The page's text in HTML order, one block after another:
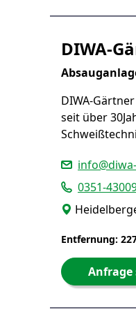
DIWA-
DIWA-
seit über
0351-
Entfernung:
Anfrage